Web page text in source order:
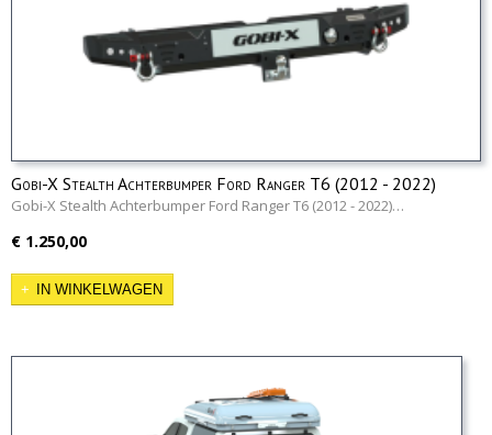
Gobi-X Stealth Achterbumper Ford Ranger T6 (2012 - 2022)
Gobi-X Stealth Achterbumper Ford Ranger T6 (2012 - 2022)…
€ 1.250,00
IN WINKELWAGEN